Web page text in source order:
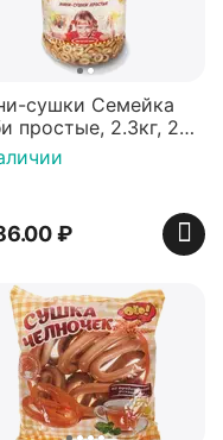
сушки Семейка
простые, 2.3кг, 2
₽